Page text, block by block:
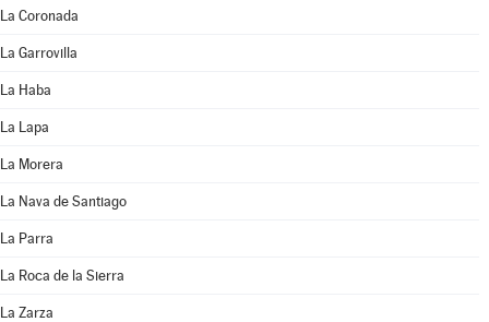
La Coronada
La Garrovilla
La Haba
La Lapa
La Morera
La Nava de Santiago
La Parra
La Roca de la Sierra
La Zarza